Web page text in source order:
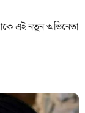
এই নতুন অভিনেতা